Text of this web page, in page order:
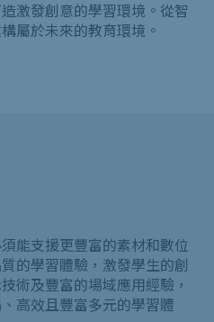
激發創意的學習環境。從智
屬於未來的教育環境。
能支援更豐富的素材和數位
的學習體驗，激發學生的創
術及豐富的場域應用經驗，
高效且豐富多元的學習體